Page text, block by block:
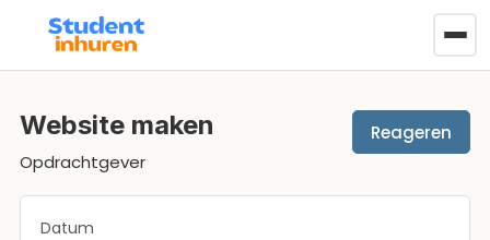
Website maken
Opdrachtgever
Reageren
Datum